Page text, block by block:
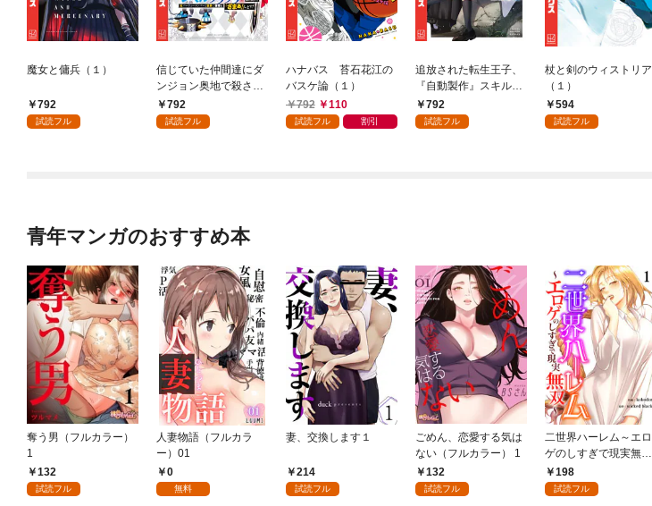
魔女と傭兵（１）
792
試読フル
信じていた仲間達にダ
ンジョン奥地で殺され
かけたがギフト『無限
ガチャ』でレベル９９
792
試読フル
ハナバス 苔石花江の
バスケ論（１）
792
110
試読フル 割引
追放された転生王子、
『自動製作』スキルで
領地を爆速で開拓し最
強の村を作ってしまう
792
試読フル
杖と剣のウィストリア
（１）
594
試読フル
青年マンガのおすすめ本
奪う男（フルカラー）
1
132
試読フル
人妻物語（フルカラ
ー）01
0
無料
妻、交換します１
214
試読フル
ごめん、恋愛する気は
ない（フルカラー） 1
132
試読フル
二世界ハーレム～エロ
ゲのしすぎで現実無双
～１198
試読フル